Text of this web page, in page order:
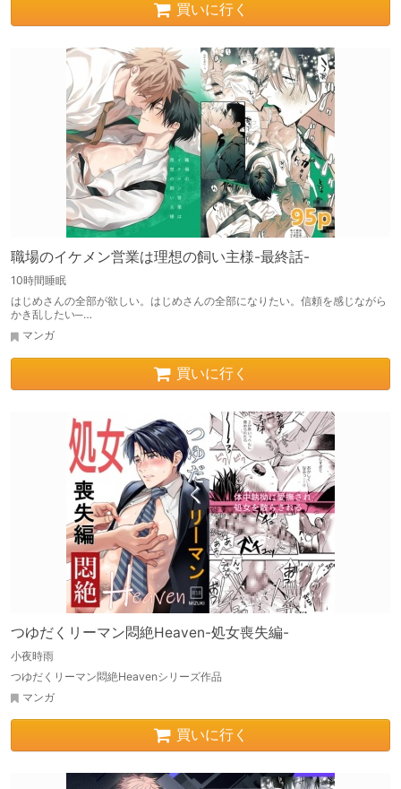
買いに行く
職場のイケメン営業は理想の飼い主様-最終話-
10時間睡眠
はじめさんの全部が欲しい。はじめさんの全部になりたい。信頼を感じながら
かき乱したい─…
マンガ
買いに行く
つゆだくリーマン悶絶Heaven-処女喪失編-
小夜時雨
つゆだくリーマン悶絶Heavenシリーズ作品
マンガ
買いに行く